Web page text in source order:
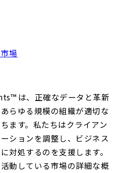
場
は、正確なデータと革新
らゆる規模の組織が適切な
ます。私たちはクライアン
ションを調整し、ビジネス
対処するのを支援します。
動している市場の詳細な概